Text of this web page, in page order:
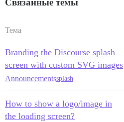
Связанные темы
Тема
Branding the Discourse splash
screen with custom SVG images
Announcementssplash
How to show a logo/image in
the loading screen?